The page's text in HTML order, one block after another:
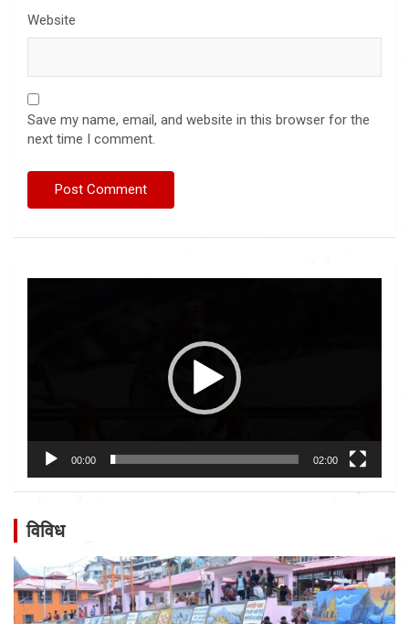
Website
Save my name, email, and website in this browser for the
next time I comment.
00:00 02:00
विविध